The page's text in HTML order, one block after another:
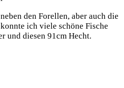
den Forel­len, aber auch die
ich vie­le schö­ne Fische
und die­sen 91cm Hecht.